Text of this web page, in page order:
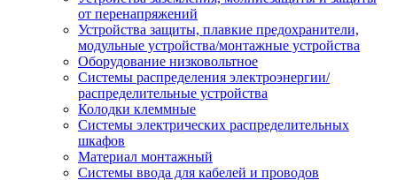
от перенапряжений
Устройства защиты, плавкие предохранители,
модульные устройства/монтажные устройства
Оборудование низковольтное
Системы распределения электроэнергии/
распределительные устройства
Колодки клеммные
Системы электрических распределительных
шкафов
Материал монтажный
Системы ввода для кабелей и проводов